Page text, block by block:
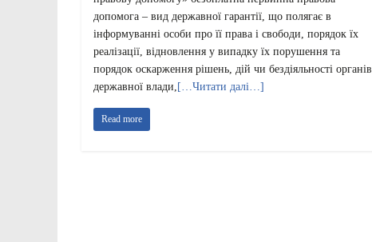
допомога – вид державної гарантії, що полягає в
інформуванні особи про її права і свободи, порядок їх
реалізації, відновлення у випадку їх порушення та
порядок оскарження рішень, дій чи бездіяльності органів
державної влади, […Читати далі…]
Read more